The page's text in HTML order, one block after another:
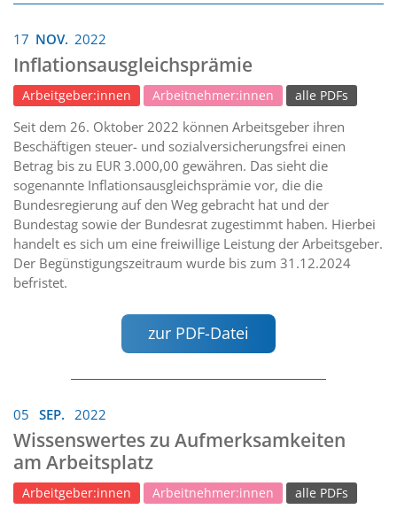
17 NOV. 2022
Inflationsausgleichsprämie
Arbeitgeber:innen Arbeitnehmer:innen alle PDFs
Seit dem 26. Oktober 2022 können Arbeitsgeber ihren
Beschäftigen steuer- und sozialversicherungsfrei einen
Betrag bis zu EUR 3.000,00 gewähren. Das sieht die
sogenannte Inflationsausgleichsprämie vor, die die
Bundesregierung auf den Weg gebracht hat und der
Bundestag sowie der Bundesrat zugestimmt haben. Hierbei
handelt es sich um eine freiwillige Leistung der Arbeitsgeber.
Der Begünstigungszeitraum wurde bis zum 31.12.2024
befristet.
zur PDF-Datei
05 SEP. 2022
Wissenswertes zu Aufmerksamkeiten
am Arbeitsplatz
Arbeitgeber:innen Arbeitnehmer:innen alle PDFs